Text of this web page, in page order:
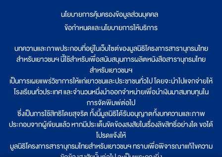
นโยบายการคุ้มครองข้อมูลส่วนบุคคล
ข้อกำหนดและนโยบายการให้บริการ
บทความและภาพประกอบที่อยู่ในเว็บไซต์ของมูลนิธิโครงการสารานุกรมไทย
สำหรับเยาวชนฯ นี้ใช้สำหรับเพื่อสนับสนุนการผลิตหนังสือสารานุกรมไทย
สำหรับเยาวชนฯ
เป็นการเผยแพร่วิชาการให้แก่เยาวชนและประชาชนทั่วไป โดยจะนำไปแจกจ่ายให้
โรงเรียนทั่วประเทศ และจำนวนหนึ่งนำออกจำหน่ายเพื่อนำเงินมาสมทบทุนใน
การจัดพิมพ์ต่อไป
ซึ่งเป็นการใช้สิทธิโดยสุจริต ทั้งนี้มูลนิธิได้รับอนุญาตทั้งบทความและภาพ
ประกอบจากผู้เขียนแล้ว หากมีประเด็นขัดข้องสงสัยในเรื่องลิขสิทธิ์อย่างใด ขอได้
โปรดแจ้งให้
มูลนิธิโครงการสารานุกรมไทยสำหรับเยาวชนฯ ทราบเพื่อพิจารณาแก้ไขความ